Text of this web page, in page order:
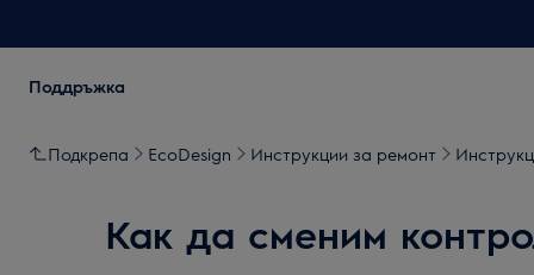
Поддръжка
Подкрепа EcoDesign Инструкции за ремонт
Как да сменим